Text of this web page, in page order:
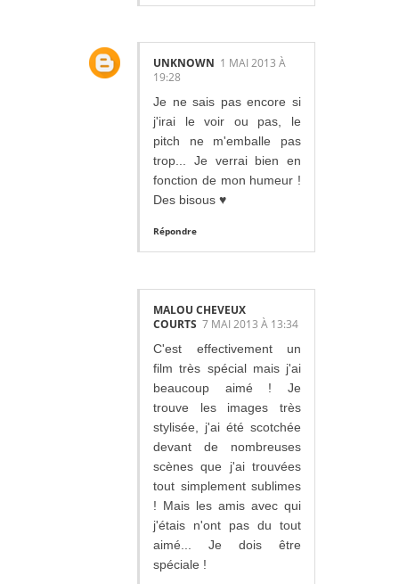
UNKNOWN 1 MAI 2013 À
19:28
Je ne sais pas encore si
j'irai le voir ou pas, le
pitch ne m'emballe pas
trop... Je verrai bien en
fonction de mon humeur !
Des bisous ♥
Répondre
MALOU CHEVEUX
COURTS 7 MAI 2013 À 13:34
C'est effectivement un
film très spécial mais j'ai
beaucoup aimé ! Je
trouve les images très
stylisée, j'ai été scotchée
devant de nombreuses
scènes que j'ai trouvées
tout simplement sublimes
! Mais les amis avec qui
j'étais n'ont pas du tout
aimé... Je dois être
spéciale !